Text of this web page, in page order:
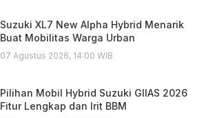
Suzuki XL7 New Alpha Hybrid Menarik
Buat Mobilitas Warga Urban
07 Agustus 2026, 14:00 WIB
Pilihan Mobil Hybrid Suzuki GIIAS 2026
Fitur Lengkap dan Irit BBM